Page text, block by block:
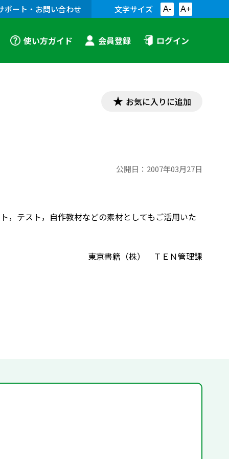
ポート・お問い合わせ 文字サイズ A- A+
使い方ガイド 会員登録 ログイン
お気に入りに追加
公開日： 2007年03月27日
，テスト，自作教材などの素材としてもご活用いた
東京書籍（株） ＴＥＮ管理課